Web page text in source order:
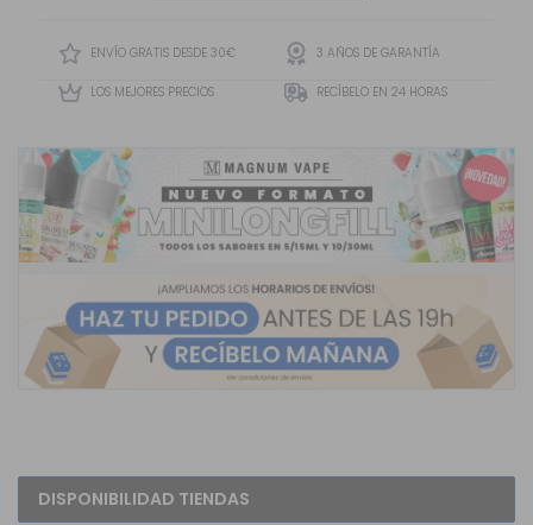
ENVÍO GRATIS DESDE 30€ 3 AÑOS DE GARANTÍA
LOS MEJORES PRECIOS RECÍBELO EN 24 HORAS
DISPONIBILIDAD TIENDAS